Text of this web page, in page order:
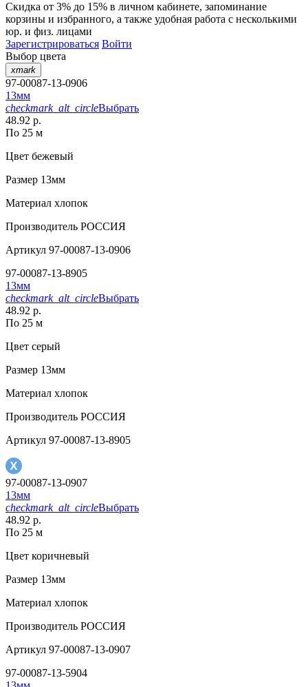
Скидка от 3% до 15% в личном кабинете, запоминание
корзины и избранного, а также удобная работа с несколькими
юр. и физ. лицами
Зарегистрироваться Войти
Выбор цвета
xmark
97-00087-13-0906
13мм
checkmark_alt_circleВыбрать
48.92 р.
По 25 м
Цвет бежевый
Размер 13мм
Материал хлопок
Производитель РОССИЯ
Артикул 97-00087-13-0906
97-00087-13-8905
13мм
checkmark_alt_circleВыбрать
48.92 р.
По 25 м
Цвет серый
Размер 13мм
Материал хлопок
Производитель РОССИЯ
Артикул 97-00087-13-8905
97-00087-13-0907
13мм
checkmark_alt_circleВыбрать
48.92 р.
По 25 м
Цвет коричневый
Размер 13мм
Материал хлопок
Производитель РОССИЯ
Артикул 97-00087-13-0907
97-00087-13-5904